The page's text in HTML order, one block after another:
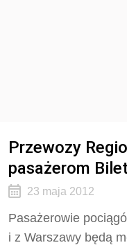
Przewozy
pasażerom
23 maja 2012
Pasażerowie
i z Warszawy będą